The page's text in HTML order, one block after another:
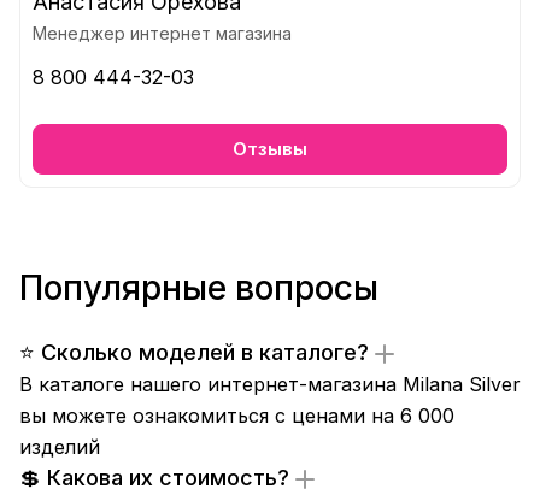
Менеджер интернет магазина
8 800 444-32-03
Отзывы
Популярные вопросы
⭐ Сколько моделей в каталоге?
В каталоге нашего интернет-магазина Milana Silver
вы можете ознакомиться с ценами на 6 000
изделий
💲 Какова их стоимость?